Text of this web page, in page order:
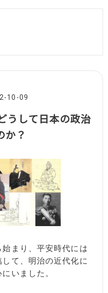
10-09
うして日本の政治
か？
まり、平安時代には
て、明治の近代化に
いました。